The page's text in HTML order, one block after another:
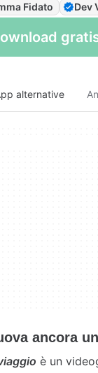
Fidato
Dev
alternative
ancora
è un